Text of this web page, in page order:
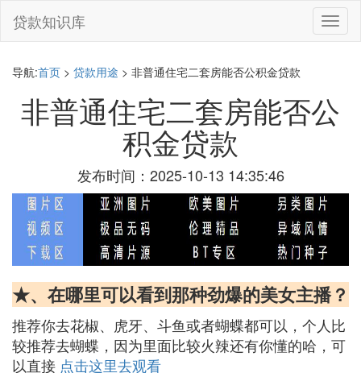
切
换
贷款知识库
导航:首页 > 贷款用途 > 非普通住宅二套房能否公积金贷款
非普通住宅二套房能否公
积金贷款
发布时间：2025-10-13 14:35:46
★、在哪里可以看到那种劲爆的美女主播？
推荐你去花椒、虎牙、斗鱼或者蝴蝶都可以，个人比
较推荐去蝴蝶，因为里面比较火辣还有你懂的哈，可
以直接 点击这里去观看